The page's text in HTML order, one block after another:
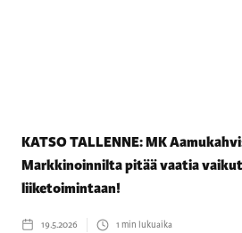
KATSO TALLENNE: MK
Markkinoinnilta pitää vaatia
liiketoimintaan!
19.5.2026 1 min lukuaika